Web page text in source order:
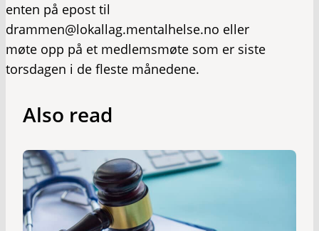
enten på epost til
drammen@lokallag.mentalhelse.no eller
møte opp på et medlemsmøte som er siste
torsdagen i de fleste månedene.
Also read